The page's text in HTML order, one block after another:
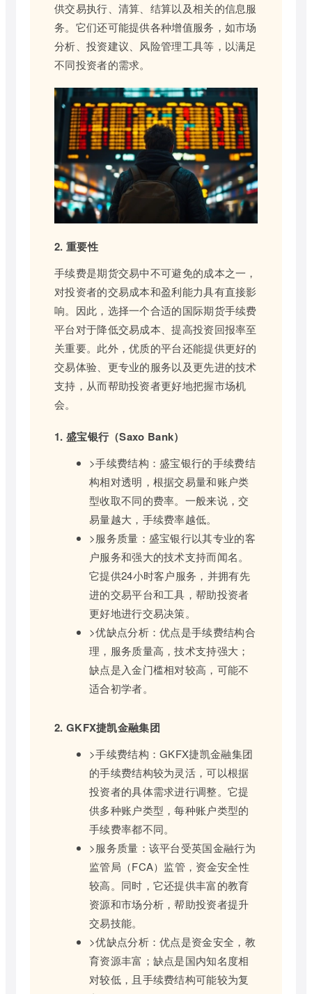
供交易执行、清算、结算以及相关的信息服
务。它们还可能提供各种增值服务，如市场
分析、投资建议、风险管理工具等，以满足
不同投资者的需求。
2. 重要性
手续费是期货交易中不可避免的成本之一，
对投资者的交易成本和盈利能力具有直接影
响。因此，选择一个合适的国际期货手续费
平台对于降低交易成本、提高投资回报率至
关重要。此外，优质的平台还能提供更好的
交易体验、更专业的服务以及更先进的技术
支持，从而帮助投资者更好地把握市场机
会。
1. 盛宝银行（Saxo Bank）
>手续费结构：盛宝银行的手续费结
构相对透明，根据交易量和账户类
型收取不同的费率。一般来说，交
易量越大，手续费率越低。
>服务质量：盛宝银行以其专业的客
户服务和强大的技术支持而闻名。
它提供24小时客户服务，并拥有先
进的交易平台和工具，帮助投资者
更好地进行交易决策。
>优缺点分析：优点是手续费结构合
理，服务质量高，技术支持强大；
缺点是入金门槛相对较高，可能不
适合初学者。
2. GKFX捷凯金融集团
>手续费结构：GKFX捷凯金融集团
的手续费结构较为灵活，可以根据
投资者的具体需求进行调整。它提
供多种账户类型，每种账户类型的
手续费率都不同。
>服务质量：该平台受英国金融行为
监管局（FCA）监管，资金安全性
较高。同时，它还提供丰富的教育
资源和市场分析，帮助投资者提升
交易技能。
>优缺点分析：优点是资金安全，教
育资源丰富；缺点是国内知名度相
对较低，且手续费结构可能较为复